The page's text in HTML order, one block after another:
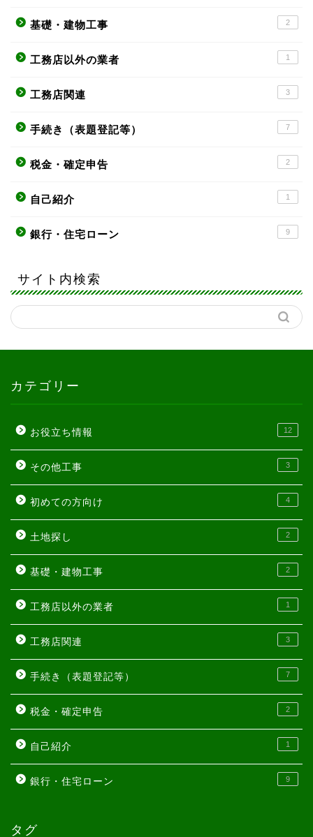
基礎・建物工事 2
工務店以外の業者 1
工務店関連 3
手続き（表題登記等） 7
税金・確定申告 2
自己紹介 1
銀行・住宅ローン 9
サイト内検索
カテゴリー
お役立ち情報 12
その他工事 3
初めての方向け 4
土地探し 2
基礎・建物工事 2
工務店以外の業者 1
工務店関連 3
手続き（表題登記等） 7
税金・確定申告 2
自己紹介 1
銀行・住宅ローン 9
タグ